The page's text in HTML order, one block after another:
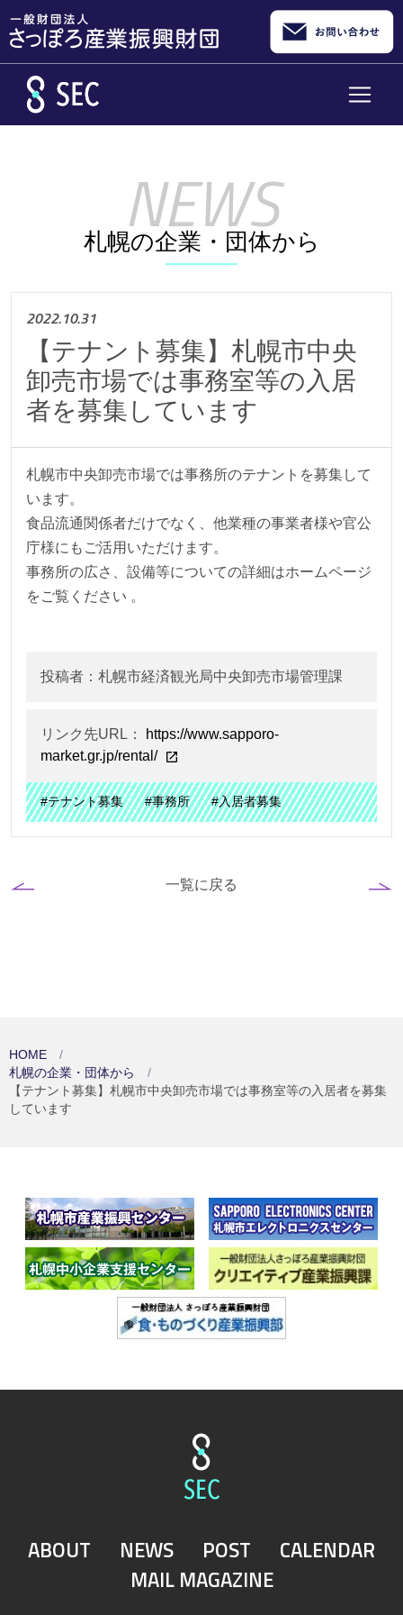
札幌の企業・団体から
2022.10.31
【テナント募集】札幌市中央
卸売市場では事務室等の入居
者を募集しています
札幌市中央卸売市場では事務所のテナントを募集して
います。
食品流通関係者だけでなく、他業種の事業者様や官公
庁様にもご活用いただけます。
事務所の広さ、設備等についての詳細はホームページ
をご覧ください 。
投稿者：札幌市経済観光局中央卸売市場管理課
リンク先URL：
https://www.sapporo-
market.gr.jp/rental/
#テナント募集 #事務所 #入居者募集
一覧に戻る
HOME
札幌の企業・団体から
【テナント募集】札幌市中央卸売市場では事務室等の入居者を募集
しています
ABOUT NEWS POST
CALENDAR
MAIL MAGAZINE